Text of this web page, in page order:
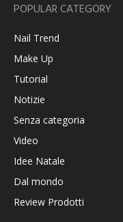
POPULAR CATEGORY
Nail Trend
Make Up
Tutorial
Notizie
Senza categoria
Video
Idee Natale
Dal mondo
Review Prodotti